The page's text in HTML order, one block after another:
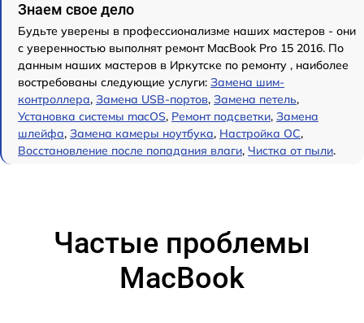
Знаем свое дело
Будьте уверены в профессионализме наших мастеров - они
с уверенностью выполнят ремонт MacBook Pro 15 2016. По
данным наших мастеров в Иркутске по ремонту , наиболее
востребованы следующие услуги: Замена шим-
контроллера, Замена USB-портов, Замена петель,
Установка системы macOS, Ремонт подсветки, Замена
шлейфа, Замена камеры ноутбука, Настройка ОС,
Восстановление после попадания влаги, Чистка от пыли.
Частые проблемы
MacBook